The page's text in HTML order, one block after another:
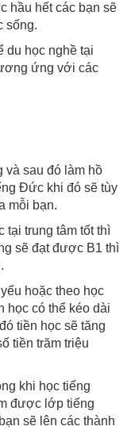
hầu hết các bạn sẽ
sống.
du học nghề tại
ứng với các
và sau đó làm hồ
Đức khi đó sẽ tùy
mỗi bạn.
tại trung tâm tốt thì
sẽ đạt được B1 thì
hoặc theo học
học có thể kéo dài
tiền học sẽ tăng
tiền trăm triệu
khi học tiếng
được lớp tiếng
sẽ lên các thành